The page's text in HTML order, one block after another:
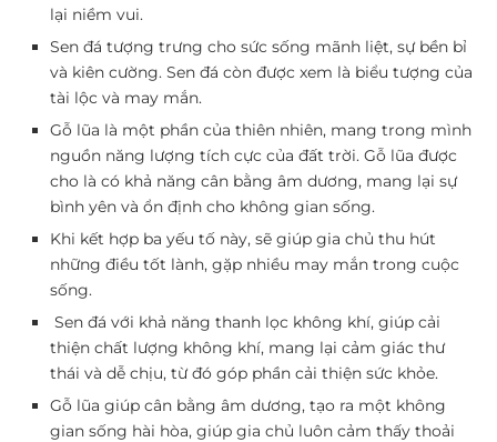
lại niềm vui.
Sen đá tượng trưng cho sức sống mãnh liệt, sự bền bỉ
và kiên cường. Sen đá còn được xem là biểu tượng của
tài lộc và may mắn.
Gỗ lũa là một phần của thiên nhiên, mang trong mình
nguồn năng lượng tích cực của đất trời. Gỗ lũa được
cho là có khả năng cân bằng âm dương, mang lại sự
bình yên và ổn định cho không gian sống.
Khi kết hợp ba yếu tố này, sẽ giúp gia chủ thu hút
những điều tốt lành, gặp nhiều may mắn trong cuộc
sống.
Sen đá với khả năng thanh lọc không khí, giúp cải
thiện chất lượng không khí, mang lại cảm giác thư
thái và dễ chịu, từ đó góp phần cải thiện sức khỏe.
Gỗ lũa giúp cân bằng âm dương, tạo ra một không
gian sống hài hòa, giúp gia chủ luôn cảm thấy thoải